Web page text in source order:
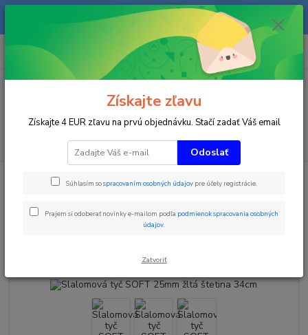
Na našom eshope sa priebežne pracuje a tovar sa priebežne dopĺňa. radi
Vás obslúžime i telefonicky na +421 911 906 066.
+421903906066
(Po-Pia, 9-16 hod.)
Zimné športy
Slalomová tyč SOFT 25mm žltá
Získajte zľavu
Získajte 4 EUR zľavu na prvú objednávku. Stačí zadať Váš email
Odoslať
Súhlasím sospracovaním osobných údajov pre účely registrácie.
Prajem si odoberať novinky e-mailom podľa podmienok spracovania osobných
údajov
Zatvoriť